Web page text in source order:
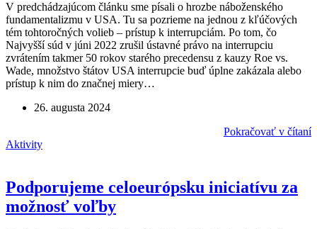
V predchádzajúcom článku sme písali o hrozbe náboženského
fundamentalizmu v USA. Tu sa pozrieme na jednou z kľúčových
tém tohtoročných volieb – prístup k interrupciám. Po tom, čo
Najvyšší súd v júni 2022 zrušil ústavné právo na interrupciu
zvrátením takmer 50 rokov starého precedensu z kauzy Roe vs.
Wade, množstvo štátov USA interrupcie buď úplne zakázala alebo
prístup k nim do značnej miery…
26. augusta 2024
Pokračovať v čítaní
Aktivity
Podporujeme celoeurópsku iniciatívu za
možnosť voľby